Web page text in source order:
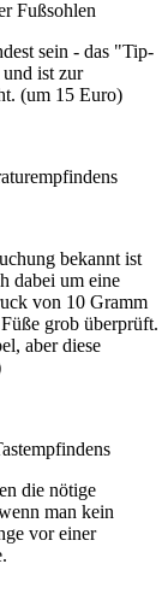
sein - das "Tip-
ist zur
(um 15 Euro)
bekannt ist
dabei um eine
von 10 Gramm
grob überprüft.
aber diese
die nötige
man kein
vor einer